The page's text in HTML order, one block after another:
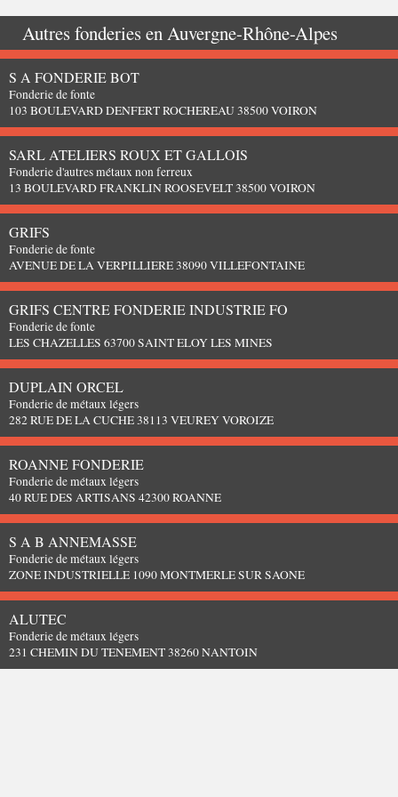
Autres fonderies enAuvergne-Rhône-Alpes
S A FONDERIE BOT
Fonderie de fonte
103 BOULEVARD DENFERT ROCHEREAU 38500 VOIRON
SARL ATELIERS ROUX ET GALLOIS
Fonderie d'autres métaux non ferreux
13 BOULEVARD FRANKLIN ROOSEVELT 38500 VOIRON
GRIFS
Fonderie de fonte
AVENUE DE LA VERPILLIERE 38090 VILLEFONTAINE
GRIFS CENTRE FONDERIE INDUSTRIE FO
Fonderie de fonte
LES CHAZELLES 63700 SAINT ELOY LES MINES
DUPLAIN ORCEL
Fonderie de métaux légers
282 RUE DE LA CUCHE 38113 VEUREY VOROIZE
ROANNE FONDERIE
Fonderie de métaux légers
40 RUE DES ARTISANS 42300 ROANNE
S A B ANNEMASSE
Fonderie de métaux légers
ZONE INDUSTRIELLE 1090 MONTMERLE SUR SAONE
ALUTEC
Fonderie de métaux légers
231 CHEMIN DU TENEMENT 38260 NANTOIN